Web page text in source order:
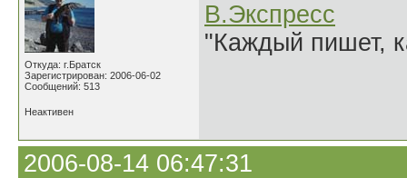
Откуда: г.Братск
Зарегистрирован: 2006-06-02
Сообщений: 513
В.Экспресс
"Каждый пишет,
Неактивен
2006-08-14 06:47:31